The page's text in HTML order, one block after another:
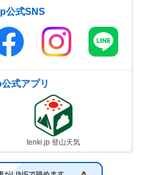
公式SNS
式アプリ
tenki.jp 登山天気